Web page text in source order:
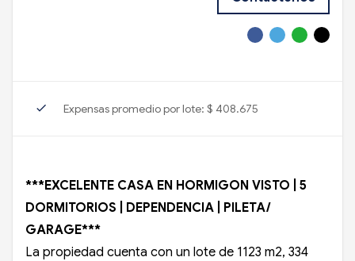
check Expensas promedio por lote: $ 408.675
***EXCELENTE CASA EN HORMIGON VISTO | 5
DORMITORIOS | DEPENDENCIA | PILETA/
GARAGE***
La propiedad cuenta con un lote de 1123 m2, 334